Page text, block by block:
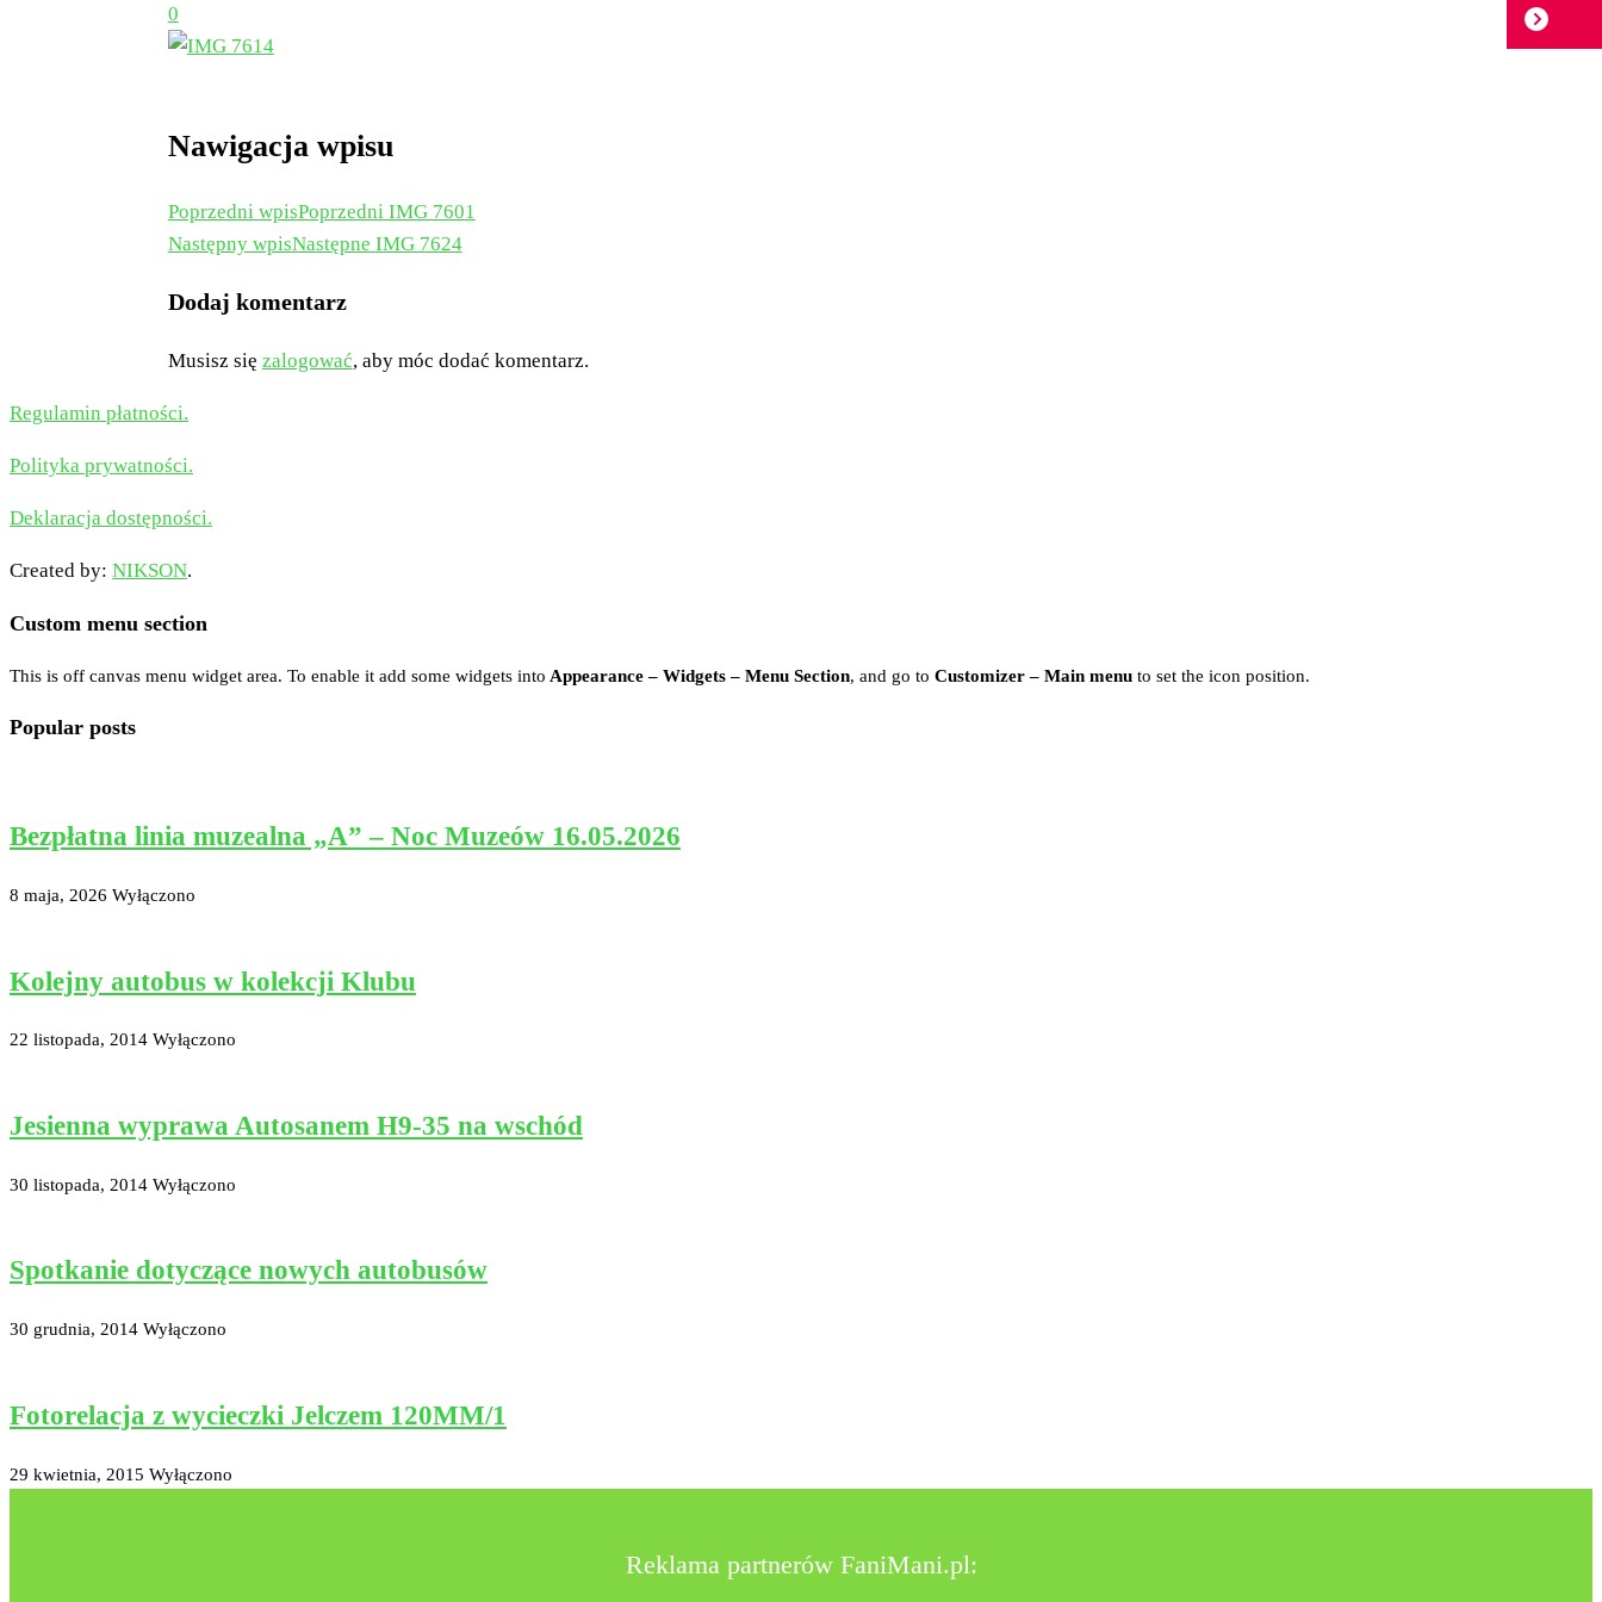
0
Nawigacja wpisu
Poprzedni wpisPoprzedni IMG 7601
Następny wpisNastępne IMG 7624
Dodaj komentarz
Musisz się zalogować, aby móc dodać komentarz.
Regulamin płatności.
Polityka prywatności.
Deklaracja dostępności.
Created by: NIKSON.
Custom menu section
This is off canvas menu widget area. To enable it add some widgets into Appearance – Widgets – Menu Section, and go to Customizer – Main menu to set the icon position.
Popular posts
Bezpłatna linia muzealna „A” – Noc Muzeów 16.05.2026
8 maja, 2026 Wyłączono
Kolejny autobus w kolekcji Klubu
22 listopada, 2014 Wyłączono
Jesienna wyprawa Autosanem H9-35 na wschód
30 listopada, 2014 Wyłączono
Spotkanie dotyczące nowych autobusów
30 grudnia, 2014 Wyłączono
Fotorelacja z wycieczki Jelczem 120MM/1
29 kwietnia, 2015 Wyłączono
Reklama partnerów FaniMani.pl: